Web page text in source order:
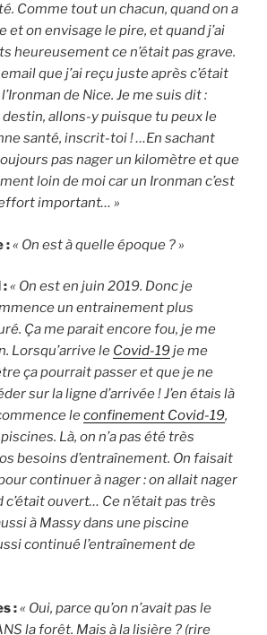
Comme tout un chacun, quand on a
et on envisage le pire, et quand j’ai
heureusement ce n’était pas grave.
que j’ai reçu juste après c’était
de Nice. Je me suis dit :
destin, allons-y puisque tu peux le
santé, inscrit-toi ! …En sachant
pas nager un kilomètre et que
loin de moi car un Ironman c’est
important… »
:« On est à quelle époque ? »
:« On est en juin 2019. Donc je
un entrainement plus
Ça me parait encore fou, je me
Lorsqu’arrive le Covid-19je me
ça pourrait passer et que je ne
sur la ligne d’arrivée ! J’en étais là
leconfinement Covid-19,
Là, on n’a pas été très
besoins d’entraînement. On faisait
continuer à nager : on allait nager
c’était ouvert… Ce n’était pas très
à Massy dans une piscine
continué l’entraînement de
:« Oui, parce qu’on n’avait pas le
la forêt. Mais à la lisière ? (rire